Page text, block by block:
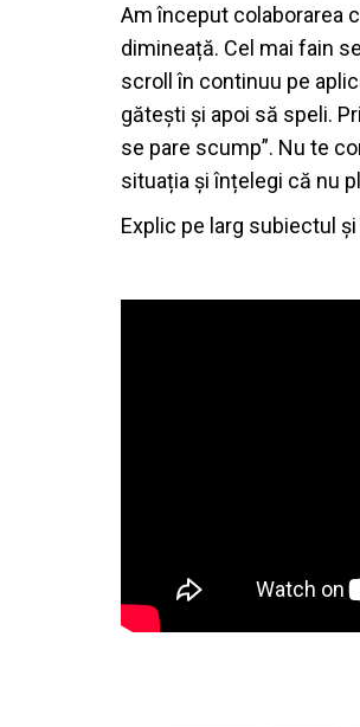
Am început colaborarea
dimineață. Cel mai fain
scroll în continuu pe
gătești și apoi să speli.
se pare scump”. Nu te
situația și înțelegi că nu
Explic pe larg subiectul